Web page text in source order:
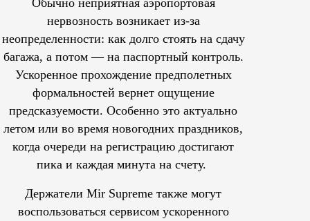
нервозность возникает из-за
неопределенности: как долго стоять на сдачу
багажа, а потом — на паспортный контроль.
Ускоренное прохождение предполетных
формальностей вернет ощущение
предсказуемости. Особенно это актуально
летом или во время новогодних праздников,
когда очереди на регистрацию достигают
пика и каждая минута на счету.
Держатели Mir Supreme также могут
воспользоваться сервисом ускоренного